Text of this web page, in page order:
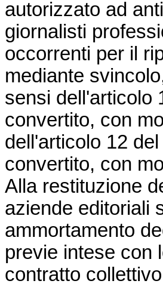
autorizzato ad
giornalisti
occorrenti per il
mediante
sensi dell'articolo
convertito, con
dell'articolo 12 del
convertito, con
Alla restituzione
aziende editoriali
ammortamento
previe intese con
contratto